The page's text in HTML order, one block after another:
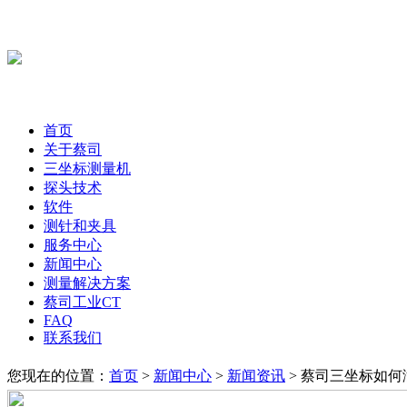
首页
关于蔡司
三坐标测量机
探头技术
软件
测针和夹具
服务中心
新闻中心
测量解决方案
蔡司工业CT
FAQ
联系我们
您现在的位置： 首页 > 新闻中心 > 新闻资讯 > 蔡司三坐标如